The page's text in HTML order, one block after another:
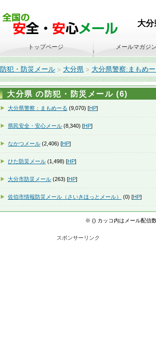
大
防犯・防災メール > 大分県 > 大分県警察:まもめ
トップページ メールマガジ
大分県 の防犯・防災メール (6)
大分県警察：まもめーる (9,070) [HP]
県民安全・安心メール (8,340) [HP]
なかつメール (2,406) [HP]
ひた防災メール (1,498) [HP]
大分市防災メール (263) [HP]
佐伯市情報防災メール（さいきほっとメール） (0) [HP]
※ () カッコ内はメール配信
スポンサーリンク